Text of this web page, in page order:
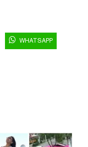
WHATSAPP